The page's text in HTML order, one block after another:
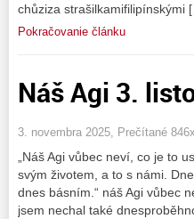
chůziza strašilkamifilipínskými
Pokračovanie článku
Náš Agi 3.
3. novembra 2025, Prečítané
„Náš Agi vůbec neví, co je to
svým životem, a to s námi.
dnes básním.“ náš Agi vůbec
jsem nechal také